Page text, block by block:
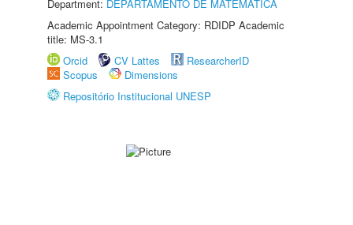
Department: DEPARTAMENTO DE MATEMÁTICA
Academic Appointment Category: RDIDP Academic
title: MS-3.1
Orcid
CV Lattes
ResearcherID
Scopus
Dimensions
Repositório Institucional UNESP